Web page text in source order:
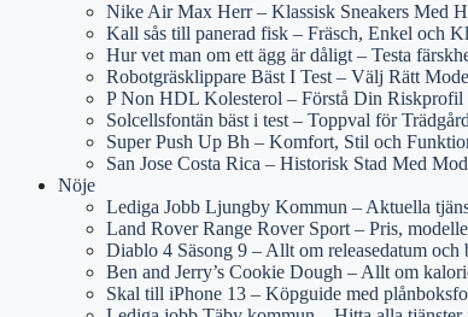
Nike Air Max Herr – Klassisk Sneakers Med
Kall sås till panerad fisk – Fräsch, Enkel och
Hur vet man om ett ägg är dåligt – Testa
Robotgräsklippare Bäst I Test – Välj Rätt
P Non HDL Kolesterol – Förstå Din Riskprofil
Solcellsfontän bäst i test – Toppval för
Super Push Up Bh – Komfort, Stil och
San Jose Costa Rica – Historisk Stad Med
Nöje
Lediga Jobb Ljungby Kommun – Aktuella
Land Rover Range Rover Sport – Pris,
Diablo 4 Säsong 9 – Allt om releasedatum och
Ben and Jerry’s Cookie Dough – Allt om
Skal till iPhone 13 – Köpguide med